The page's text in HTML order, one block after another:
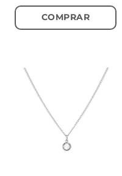
COMPRAR